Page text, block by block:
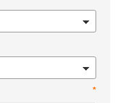
策事例
*